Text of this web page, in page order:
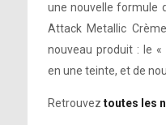
une nouvelle formule
Attack Metallic
nouveau produit : le «
en une teinte, et de
Retrouvez toutes les